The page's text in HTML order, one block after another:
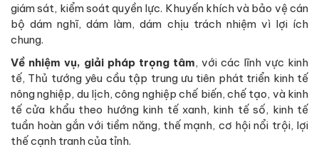
giám sát, kiểm soát quyền lực. Khuyến khích và bảo vệ cán
bộ dám nghĩ, dám làm, dám chịu trách nhiệm vì lợi ích
chung.
Về nhiệm vụ, giải pháp trọng tâm, với các lĩnh vực kinh
tế, Thủ tướng yêu cầu tập trung ưu tiên phát triển kinh tế
nông nghiệp, du lịch, công nghiệp chế biến, chế tạo, và kinh
tế cửa khẩu theo hướng kinh tế xanh, kinh tế số, kinh tế
tuần hoàn gắn với tiềm năng, thế mạnh, cơ hội nổi trội, lợi
thế cạnh tranh của tỉnh.